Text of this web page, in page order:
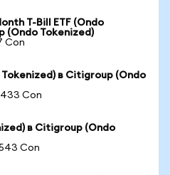
T-Bill ETF (Ondo
(Ondo Tokenized)
Con
в Citigroup (Ondo
Con
в Citigroup (Ondo
Con